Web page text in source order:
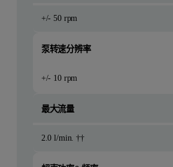
+/- 50 rpm
泵转速分辨率
+/- 10 rpm
最大流量
2.0 l/min. ††